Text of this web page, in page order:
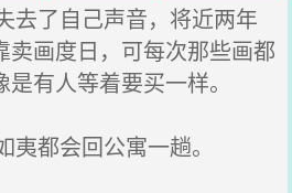
了自己声音，将近两年
卖画度日，可每次那些画都
有人等着要买一样。
都会回公寓一趟。